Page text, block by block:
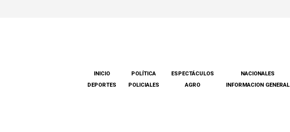
INICIO
DEPORTES
POLÍTICA
POLICIALES
ESPECTÁCULOS
AGRO
NACIONALES
INFORMACION GENERAL